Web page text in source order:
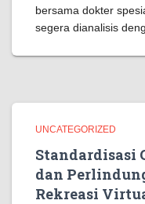
bersama dokter
segera dianalisis
UNCATEGORIZED
Standardisasi
dan
Rekreasi